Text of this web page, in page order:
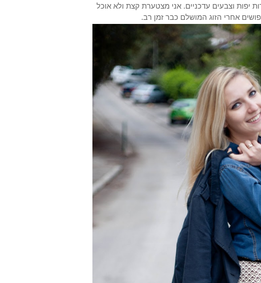
יפות וצבעים עדכניים. אני מצטערת קצת ולא אוכל
אחרי הזוג המושלם כבר זמן רב.